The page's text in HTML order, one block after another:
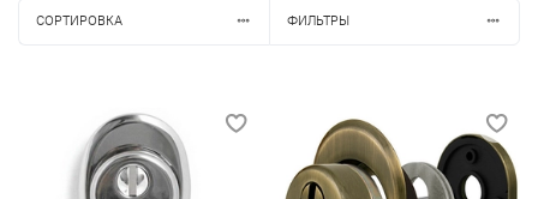
СОРТИРОВКА ФИЛЬТРЫ